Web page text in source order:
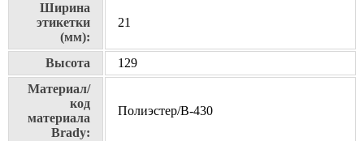
Ширина
этикетки
(мм):
21
Высота
129
Материал/
код
материала
Brady:
Полиэстер/В-430